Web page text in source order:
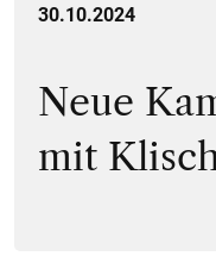
30.10.2024
Neue
mit